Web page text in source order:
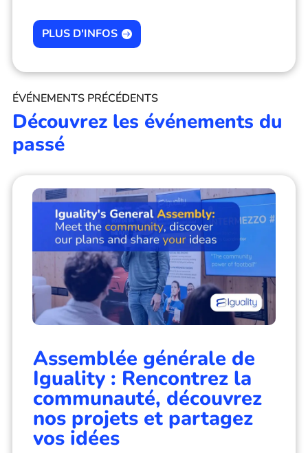
PLUS D'INFOS
ÉVÉNEMENTS PRÉCÉDENTS
Découvrez les événements du
passé
Assemblée générale de
Iguality : Rencontrez la
communauté, découvrez
nos projets et partagez
vos idées